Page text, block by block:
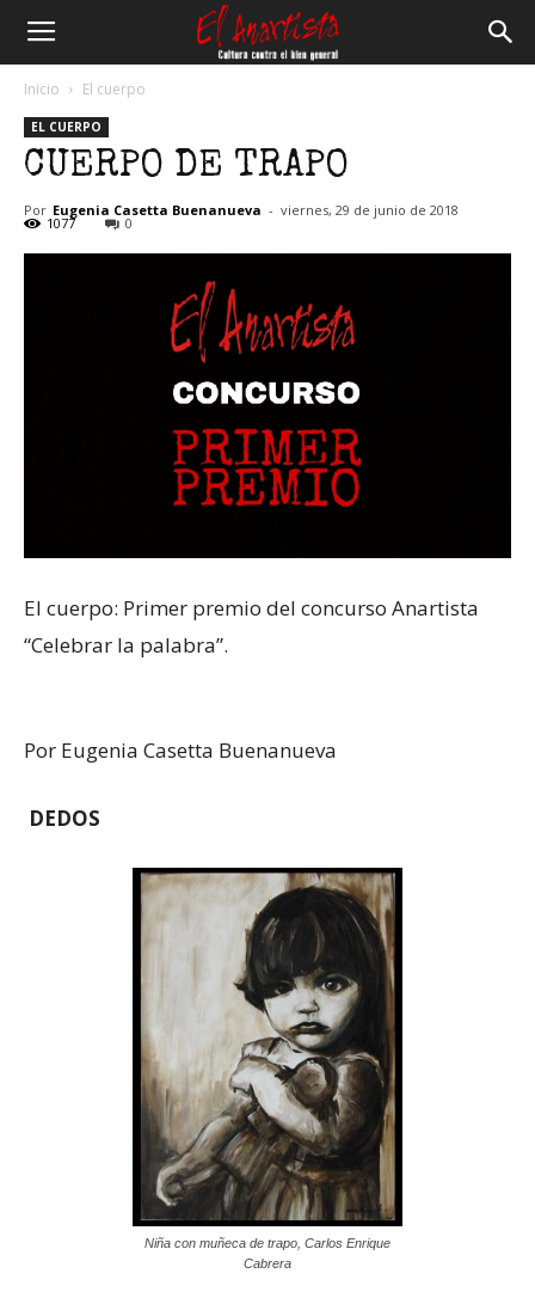
Anartista
Inicio El cuerpo
EL CUERPO
CUERPO DE TRAPO
Por Eugenia Casetta Buenanueva - viernes, 29 de junio de 2018
1077 0
El cuerpo: Primer premio del concurso Anartista
“Celebrar la palabra”.
Por Eugenia Casetta Buenanueva
DEDOS
Niña con muñeca de trapo, Carlos Enrique
Cabrera